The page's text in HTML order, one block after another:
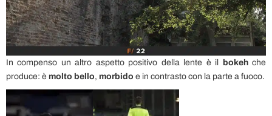
In compenso un altro aspetto positivo della lente è il bokehche
produce: è molto bello, morbido e in contrasto con la parte a fuoco.